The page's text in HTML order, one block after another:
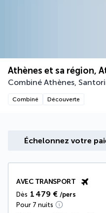
Athènes et sa région,
Combiné Athènes,
Combiné Découverte
Échelonnez votre
AVEC TRANSPORT
Dès 1 479 € /pers
Pour 7 nuits